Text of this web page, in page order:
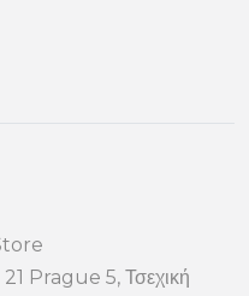
Prague 5, Τσεχική